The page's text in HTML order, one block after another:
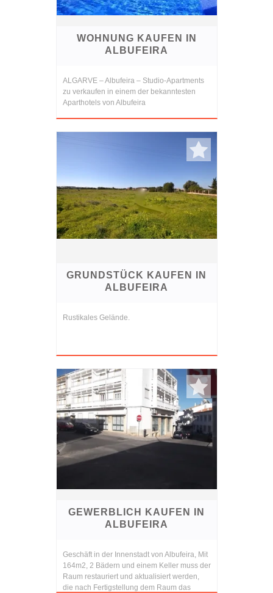
WOHNUNG KAUFEN IN
ALBUFEIRA
ALGARVE – Albufeira – Studio-Apartments
zu verkaufen in einem der bekanntesten
Aparthotels von Albufeira
GRUNDSTÜCK KAUFEN IN
ALBUFEIRA
Rustikales Gelände.
GEWERBLICH KAUFEN IN
ALBUFEIRA
Geschäft in der Innenstadt von Albufeira, Mit
164m2, 2 Bädern und einem Keller muss der
Raum restauriert und aktualisiert werden,
die nach Fertigstellung dem Raum das